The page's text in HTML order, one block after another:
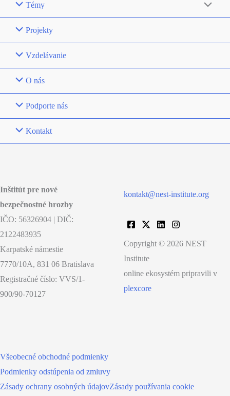
Témy
Projekty
Vzdelávanie
O nás
Podporte nás
Kontakt
Inštitút pre nové
bezpečnostné hrozby
IČO: 56326904 | DIČ:
2122483935
Karpatské námestie
7770/10A, 831 06 Bratislava
Registračné číslo: VVS/1-
900/90-70127
kontakt@nest-institute.org
Copyright © 2026 NEST
Institute
online ekosystém pripravili v
plexcore
Všeobecné obchodné podmienky
Podmienky odstúpenia od zmluvy
Zásady ochrany osobných údajovZásady používania cookie